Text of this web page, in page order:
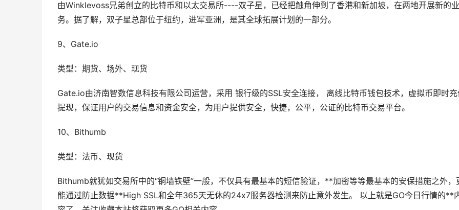
由Winklevoss兄弟创立的比特币和以太交易所----双子星，已经把触角伸到了香港和新加坡，在两地开展新的业
务。据了解，双子星总部位于纽约，进军亚洲，是其全球拓展计划的一部分。
9、Gate.io
类型：期货、场外、现货
Gate.io由济南智数信息科技有限公司运营，采用 银行级的SSL安全连接， 离线比特币钱包技术，虚拟币即时
提现，保证用户的交易信息和资金安全，为用户提供安全，快捷，公平，公证的比特币交易平台。
10、Bithumb
类型：法币、现货
Bithumb就犹如交易所中的“铜墙铁壁”一般，不仅具有最基本的短信验证，**加密等等最基本的安保措施之外，
能通过防止数据**High SSL和全年365天无休的24x7服务器检测来防止意外发生。 以上就是GO今日行情的**